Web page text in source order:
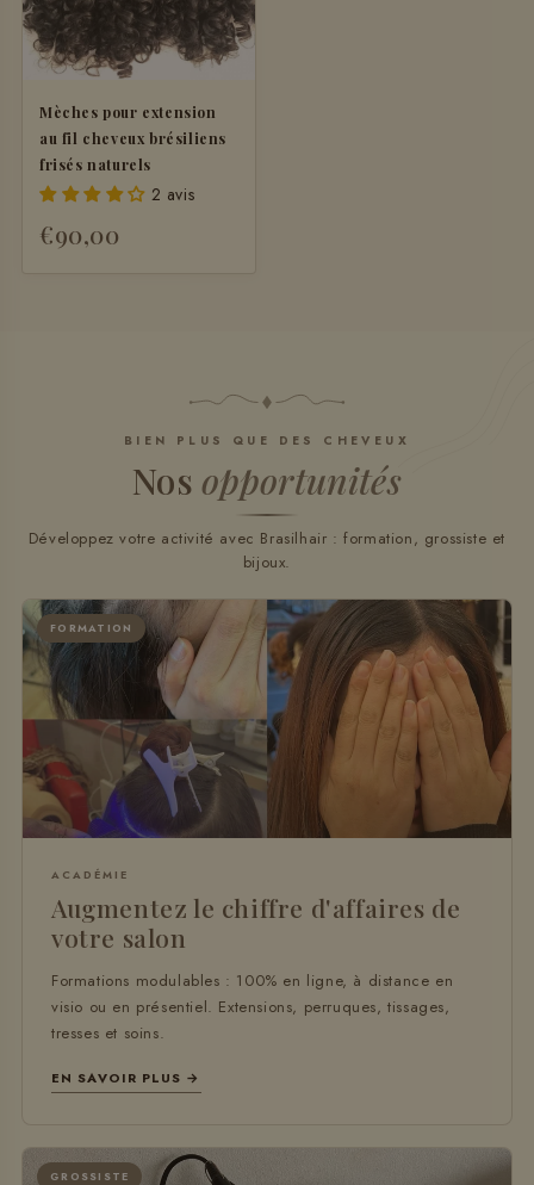
Mèches pour extension
au fil cheveux brésiliens
frisés naturels
2 avis
€90,00
BIEN PLUS QUE DES CHEVEUX
Nos opportunités
Développez votre activité avec Brasilhair : formation, grossiste et
bijoux.
FORMATION
ACADÉMIE
Augmentez le chiffre d'affaires de
votre salon
Formations modulables : 100% en ligne, à distance en
visio ou en présentiel. Extensions, perruques, tissages,
tresses et soins.
EN SAVOIR PLUS →
GROSSISTE